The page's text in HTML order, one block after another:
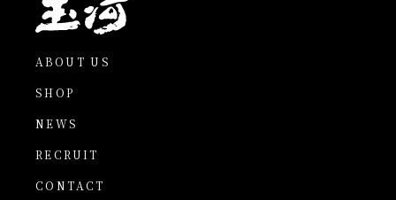
ABOUT US
SHOP
NEWS
RECRUIT
CONTACT